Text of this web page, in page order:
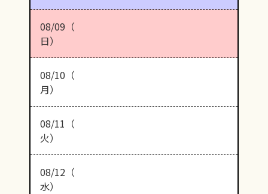
08/09（
日）
08/10（
月）
08/11（
火）
08/12（
水）